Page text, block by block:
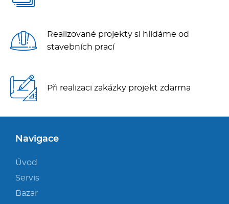
Realizované projekty si hlídáme od
stavebních prací
Při realizaci zakázky projekt zdarma
Navigace
Úvod
Servis
Bazar